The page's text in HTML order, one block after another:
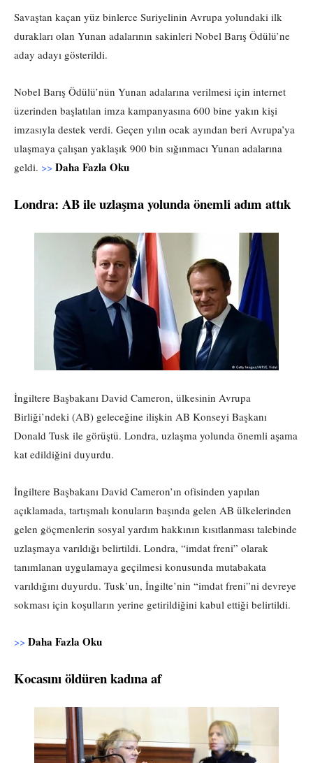
Savaştan kaçan yüz binlerce Suriyelinin Avrupa yolundaki ilk
durakları olan Yunan adalarının sakinleri Nobel Barış Ödülü’ne
aday adayı gösterildi.
Nobel Barış Ödülü’nün Yunan adalarına verilmesi için internet
üzerinden başlatılan imza kampanyasına 600 bine yakın kişi
imzasıyla destek verdi. Geçen yılın ocak ayından beri Avrupa’ya
ulaşmaya çalışan yaklaşık 900 bin sığınmacı Yunan adalarına
geldi. >> Daha Fazla Oku
Londra: AB ile uzlaşma yolunda önemli adım attık
İngiltere Başbakanı David Cameron, ülkesinin Avrupa
Birliği’ndeki (AB) geleceğine ilişkin AB Konseyi Başkanı
Donald Tusk ile görüştü. Londra, uzlaşma yolunda önemli aşama
kat edildiğini duyurdu.
İngiltere Başbakanı David Cameron’ın ofisinden yapılan
açıklamada, tartışmalı konuların başında gelen AB ülkelerinden
gelen göçmenlerin sosyal yardım hakkının kısıtlanması talebinde
uzlaşmaya varıldığı belirtildi. Londra, “imdat freni” olarak
tanımlanan uygulamaya geçilmesi konusunda mutabakata
varıldığını duyurdu. Tusk’un, İngilte’nin “imdat freni”ni devreye
sokması için koşulların yerine getirildiğini kabul ettiği belirtildi.
>> Daha Fazla Oku
Kocasını öldüren kadına af